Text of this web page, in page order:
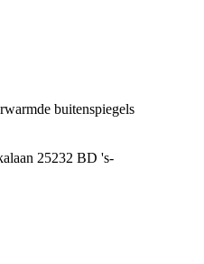
buitenspiegels
25232 BD 's-